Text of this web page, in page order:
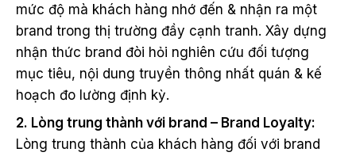
mức độ mà khách hàng nhớ đến & nhận ra một
brand trong thị trường đầy cạnh tranh. Xây dựng
nhận thức brand đòi hỏi nghiên cứu đối tượng
mục tiêu, nội dung truyền thông nhất quán & kế
hoạch đo lường định kỳ.
2. Lòng trung thành với brand – Brand Loyalty:
Lòng trung thành của khách hàng đối với brand